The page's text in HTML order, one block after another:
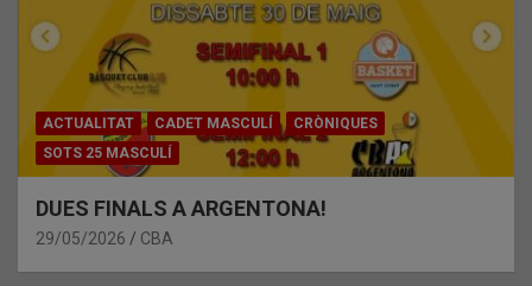
ACTUALITAT CADET MASCULÍ
CRÒNIQUES
SOTS 25 MASCULÍ
DUES FINALS A ARGENTONA!
29/05/2026 CBA